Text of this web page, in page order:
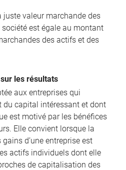
juste valeur marchande des
est égale au montant
des actifs et des
les résultats
aux entreprises qui
du capital intéressant et dont
est motivé par les bénéfices
Elle convient lorsque la
d’une entreprise est
actifs individuels dont elle
de capitalisation des